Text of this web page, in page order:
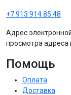
+7 913 914 85 48
Адрес
просмотра адреса
Помощь
Оплата
Доставка